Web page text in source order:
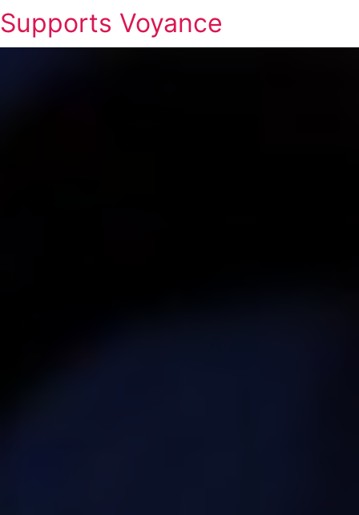
Supports Voyance